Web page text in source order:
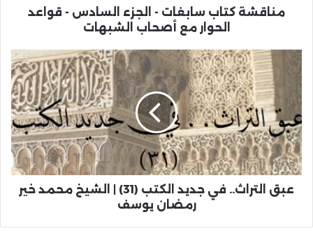
مناقشة كتاب سابغات - الجزء السادس - قواعد
الحوار مع أصحاب الشبهات
عبق التراث.. في جديد الكتب (31) | الشيخ محمد خير
رمضان يوسف